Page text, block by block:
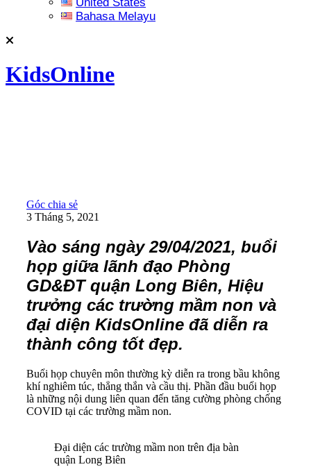
Bahasa Melayu
KidsOnline
Góc chia sẻ
3 Tháng 5, 2021
Vào sáng ngày 29/04/2021, buổi
họp giữa lãnh đạo Phòng
GD&ĐT quận Long Biên, Hiệu
trưởng các trường mầm non và
đại diện KidsOnline đã diễn ra
thành công tốt đẹp.
Buổi họp chuyên môn thường kỳ diễn ra trong bầu không
khí nghiêm túc, thẳng thắn và cầu thị. Phần đầu buổi họp
là những nội dung liên quan đến tăng cường phòng chống
COVID tại các trường mầm non.
Đại diện các trường mầm non trên địa bàn
quận Long Biên